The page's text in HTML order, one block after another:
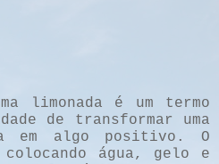
limonada é um termo
de transformar uma
em algo positivo. O
água, gelo e